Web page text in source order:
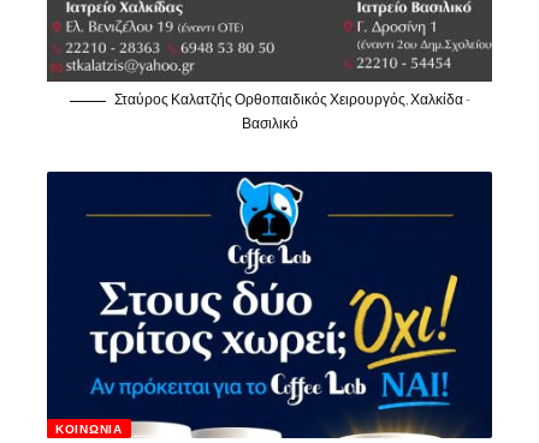
Σταύρος Καλατζής Ορθοπαιδικός Χειρουργός, Χαλκίδα -
Βασιλικό
ΚΟΙΝΩΝΊΑ